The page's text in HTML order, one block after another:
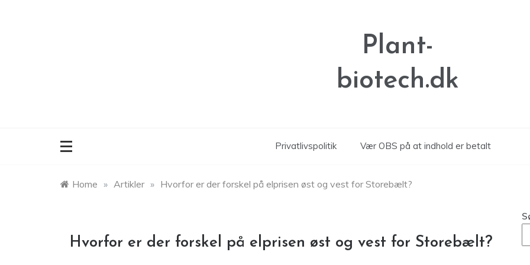
Plant-
biotech.dk
Privatlivspolitik Vær OBS på at indhold er betalt
Home » Artikler » Hvorfor er der forskel på elprisen øst og vest for Storebælt?
Hvorfor er der forskel på elprisen øst og vest for Storebælt?